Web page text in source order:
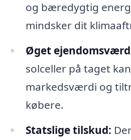
og bæredygtig
mindsker dit
Øget
solceller på taget
markedsværdi og
købere.
Statslige tilskud: